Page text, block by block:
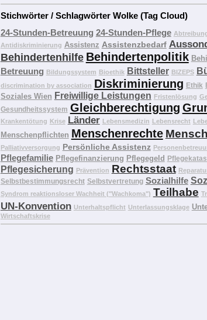
Stichwörter / Schlagwörter Wolke (Tag Cloud)
24-Stunden-Betreuung 24-Stunden-Pflege
Antidiskriminierung Assistenz Assistenzbedarf
Behindertenhilfe Behindertenpolitik
Betreuung Bildungssystem Bioethik Bittsteller BIZEPS
discrimination by association Diskriminierung Ethik
Soziales Wien Freiwillige Leistungen Fristenlösung
Gesundheitssystem Gleichberechtigung
Krankentötung Krise Länder Lebensmedizin Lebensrecht
Menschenpflichten Menschenrechte
Palliativversorgung Persönliche Assistenz
Pflegefamilie Pflegefinanzierung Pflegegeld
Pflegesicherung Prävention Rechtsstaat
Selbstbestimmungsrecht Selbstvertretung Sozialhilfe
Syndrom reaktionsloser Wachheit ("Wachkoma") Teilhabe
UN-Konvention Unterhaltspflicht Unterlassungsklage
Wirtschaftskrise